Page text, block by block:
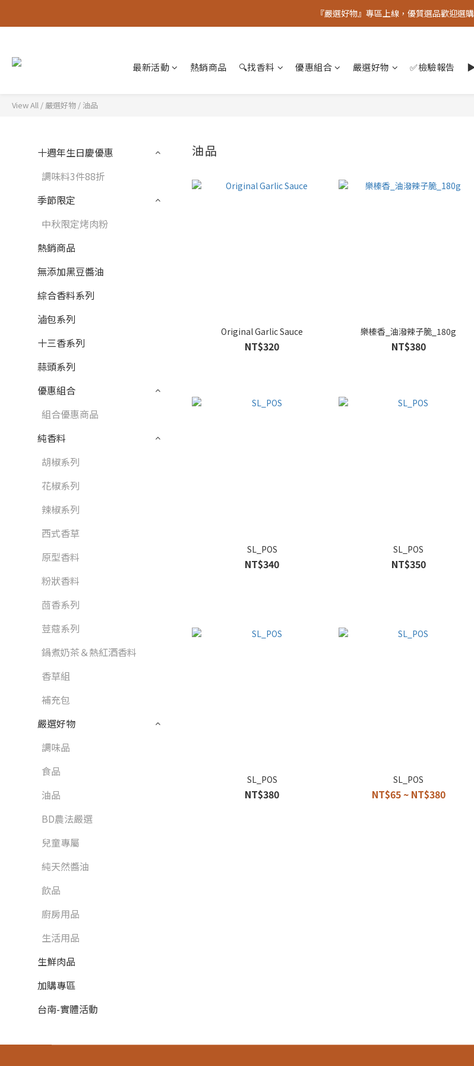
老朋友十週年優惠中  滿額贈品數量有限 馬上
『嚴選好物』專區上線，優質選品歡迎選購
最新活動 熱銷商品 🔍找香料 優惠組合 嚴選好物 ✅檢驗報告
View All / 嚴選好物 / 油品
十週年生日慶優惠
調味料3件88折
季節限定
中秋限定烤肉粉
熱銷商品
無添加黑豆醬油
綜合香料系列
滷包系列
十三香系列
蒜頭系列
優惠組合
組合優惠商品
純香料
胡椒系列
花椒系列
辣椒系列
西式香草
原型香料
粉狀香料
茴香系列
荳蔻系列
鍋煮奶茶＆熱紅酒香料
香草組
補充包
嚴選好物
調味品
食品
油品
BD農法嚴選
兒童專屬
純天然醬油
飲品
廚房用品
生活用品
生鮮肉品
加購專區
台南-實體活動
油品
Original Garlic Sauce
NT$320
樂榛香_油潑辣子脆_180g
NT$380
SL_POS
NT$340
SL_POS
NT$350
SL_POS
NT$380
SL_POS
NT$65 ~ NT$380